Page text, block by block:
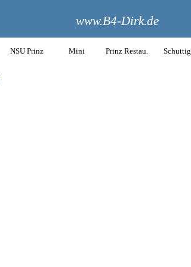
www.B4-Dirk.de
NSU Prinz Mini Prinz Restau. Schuttig